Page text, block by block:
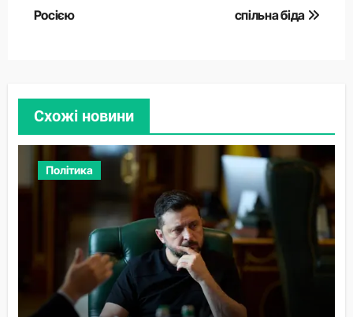
Росією
спільна біда
Схожі новини
Політика